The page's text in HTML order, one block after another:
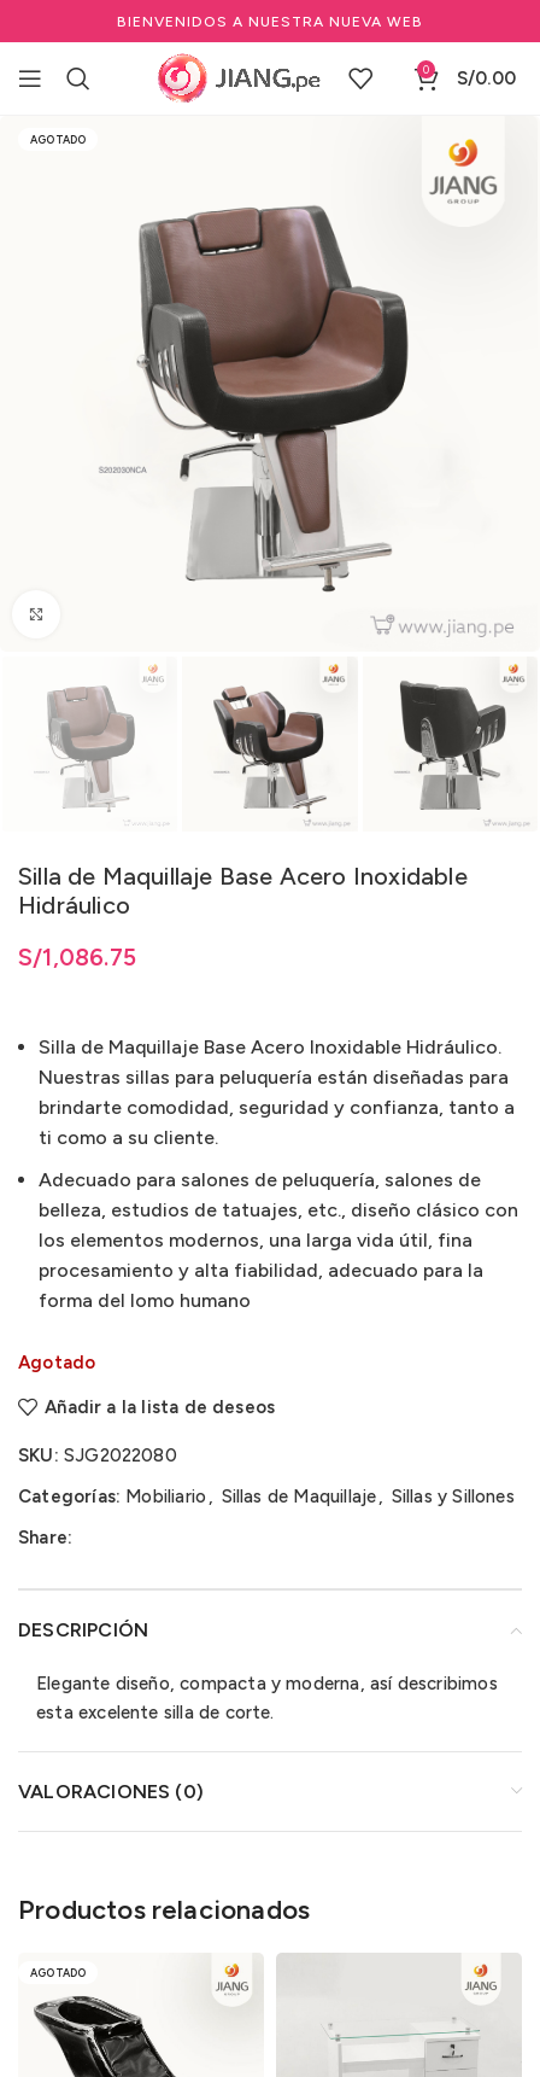
BIENVENIDOS A NUESTRA NUEVA WEB
0 S/0.00
Inicio Mobiliario
AGOTADO
Silla de Maquillaje Base Acero Inoxidable
Hidráulico
S/1,086.75
Silla de Maquillaje Base Acero Inoxidable Hidráulico.
Nuestras sillas para peluquería están diseñadas para
brindarte comodidad, seguridad y confianza, tanto a
ti como a su cliente.
Adecuado para salones de peluquería, salones de
belleza, estudios de tatuajes, etc., diseño clásico con
los elementos modernos, una larga vida útil, fina
procesamiento y alta fiabilidad, adecuado para la
forma del lomo humano
Agotado
Añadir a la lista de deseos
SKU: SJG2022080
Categorías: Mobiliario , Sillas de Maquillaje, Sillas y Sillones
Share:
DESCRIPCIÓN
Elegante diseño, compacta y moderna, así describimos
esta excelente silla de corte.
VALORACIONES (0)
Productos relacionados
AGOTADO